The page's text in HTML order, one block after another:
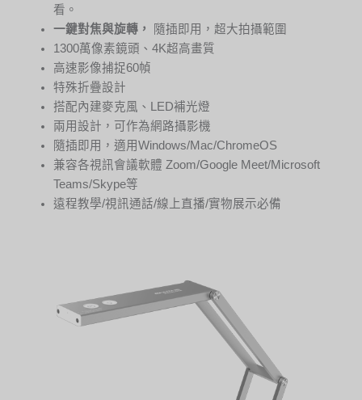
看。
一鍵對焦與旋轉，
隨插即用，超大拍攝範圍
1300萬像素鏡頭、4K超高畫質
高速影像捕捉60幀
特殊折疊設計
搭配內建麥克風、LED補光燈
兩用設計，可作為網路攝影機
隨插即用，適用Windows/Mac/ChromeOS
兼容各視訊會議軟體 Zoom/Google Meet/Microsoft
Teams/Skype等
遠程教學/視訊通話/線上直播/實物展示必備